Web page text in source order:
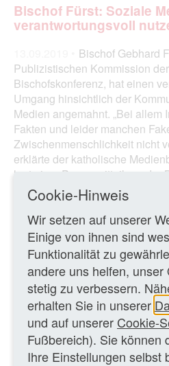
Bischof Fürst: Soziale
verantwortungsvoll
Bischof Gebhard
Publizistischen Kommission
Bischofskonferenz, hat einen
Umgang hinsichtlich der
Medien angemahnt. „Bei allem
Fakten und leider manchen
Zwischenmenschlichkeit nicht
erklärte der katholische
laut einer Pressemitteilung der
gehe außerdem darum, „den
Medien ...
Ganzen
13.09.2019 – MK
ZURÜCK ZUR ÜBERSICHTSSEITE
Cookie-Hinweis
Wir setzen auf unserer
Einige von ihnen sind
Funktionalität zu
andere uns helfen, unser
stetig zu verbessern.
erhalten Sie in unserer
und auf unserer Cookie-
Fußbereich). Sie können
Ihre Einstellungen selbst